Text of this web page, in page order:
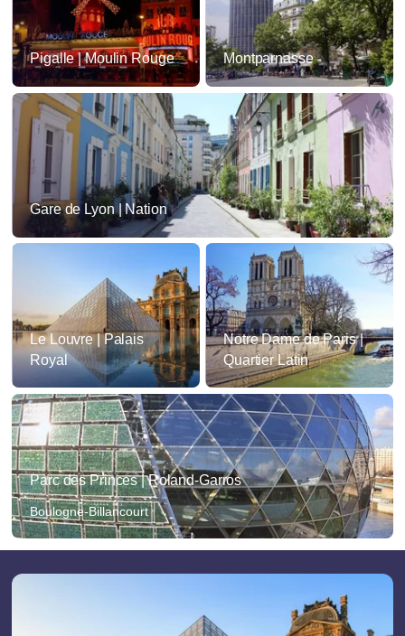
Pigalle | Moulin Rouge Montparnasse
Gare de Lyon | Nation
Le Louvre | Palais
Royal
Notre Dame de Paris |
Quartier Latin
Parc des Princes | Roland-Garros
Boulogne-Billancourt